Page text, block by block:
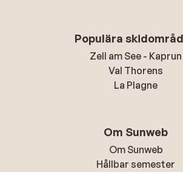
Populära
Zell am See - Kaprun
Val Thorens
La Plagne
Om Sunweb
Om Sunweb
Hållbar semester